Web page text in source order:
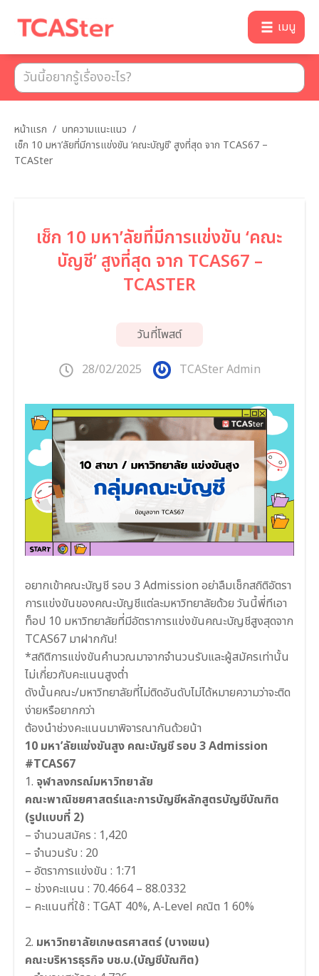
เมนู
หน้าแรก / บทความแนะแนว /
เช็ก 10 มหา’ลัยที่มีการแข่งขัน ‘คณะบัญชี’ สูงที่สุด จาก TCAS67 –
TCASter
เช็ก 10 มหา’ลัยที่มีการแข่งขัน ‘คณะ
บัญชี’ สูงที่สุด จาก TCAS67 –
TCASTER
วันที่โพสต์
28/02/2025 TCASter Admin
อยากเข้าคณะบัญชี รอบ 3 Admission อย่าลืมเช็กสถิติอัตรา
การแข่งขันของคณะบัญชีแต่ละมหาวิทยาลัยด้วย วันนี้พี่ทีเอา
ท็อป 10 มหาวิทยาลัยที่มีอัตราการแข่งขันคณะบัญชีสูงสุดจาก
TCAS67 มาฝากกัน!
*สถิติการแข่งขันคำนวณมาจากจำนวนรับและผู้สมัครเท่านั้น
ไม่เกี่ยวกับคะแนนสูงต่ำ
ดังนั้นคณะ/มหาวิทยาลัยที่ไม่ติดอันดับไม่ได้หมายความว่าจะติด
ง่ายหรือยากกว่า
ต้องนำช่วงคะแนนมาพิจารณากันด้วยน้า
10 มหา’ลัยแข่งขันสูง คณะบัญชี รอบ 3 Admission
#TCAS67
1. จุฬาลงกรณ์มหาวิทยาลัย
คณะพาณิชยศาสตร์และการบัญชีหลักสูตรบัญชีบัณฑิต
(รูปแบบที่ 2)
– จำนวนสมัคร : 1,420
– จำนวนรับ : 20
– อัตราการแข่งขัน : 1:71
– ช่วงคะแนน : 70.4664 – 88.0332
– คะแนนที่ใช้ : TGAT 40%, A-Level คณิต 1 60%
2. มหาวิทยาลัยเกษตรศาสตร์ (บางเขน)
คณะบริหารธุรกิจ บช.บ.(บัญชีบัณฑิต)